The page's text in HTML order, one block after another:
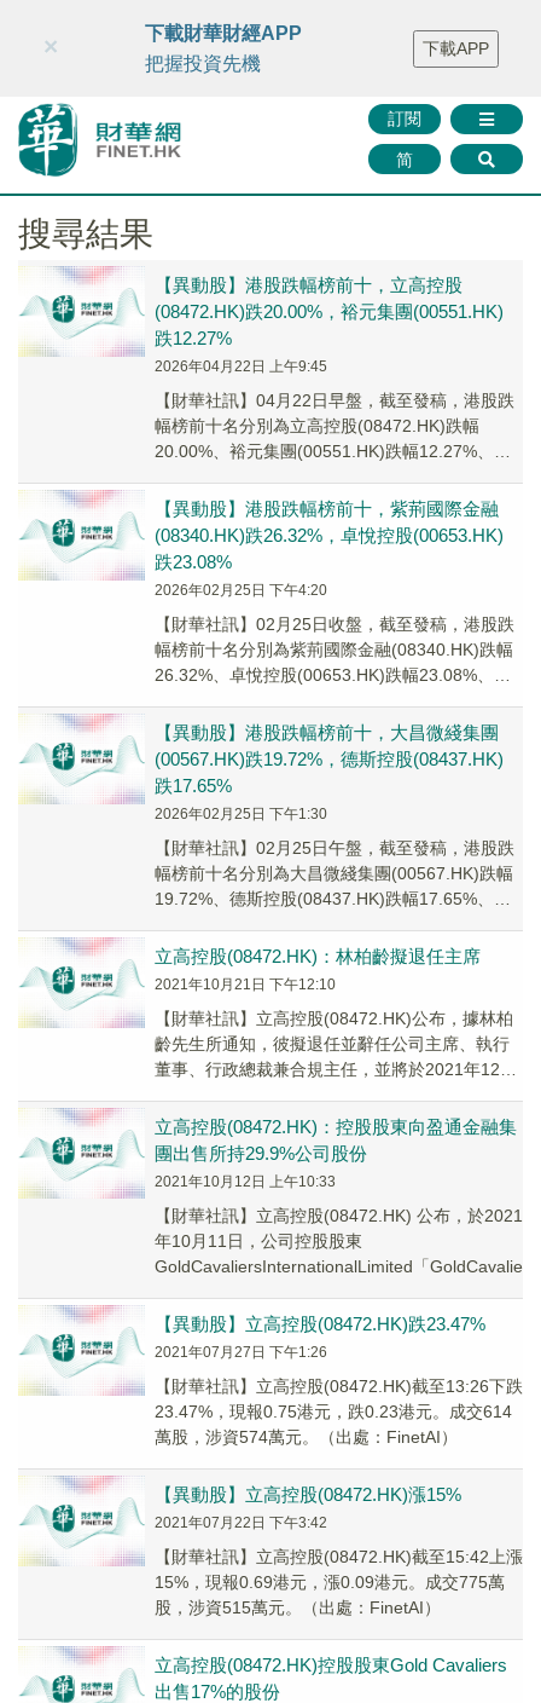
財華智庫網 FINTV FINMETA 財華證券 媒體矩陣
智庫沙龍
聯絡我們
訂閱
简
×
下載財華財經APP
把握投資先機
下載APP
搜尋結果
【異動股】港股跌幅榜前十，立高控股
(08472.HK)跌20.00%，裕元集團(00551.HK)
跌12.27%
2026年04月22日 上午9:45
【財華社訊】04月22日早盤，截至發稿，港股跌
幅榜前十名分別為立高控股(08472.HK)跌幅
20.00%、裕元集團(00551.HK)跌幅12.27%、南
【異動股】港股跌幅榜前十，紫荊國際金融
(08340.HK)跌26.32%，卓悅控股(00653.HK)
跌23.08%
2026年02月25日 下午4:20
【財華社訊】02月25日收盤，截至發稿，港股跌
幅榜前十名分別為紫荊國際金融(08340.HK)跌幅
26.32%、卓悅控股(00653.HK)跌幅23.08%、大
【異動股】港股跌幅榜前十，大昌微綫集團
(00567.HK)跌19.72%，德斯控股(08437.HK)
跌17.65%
2026年02月25日 下午1:30
【財華社訊】02月25日午盤，截至發稿，港股跌
幅榜前十名分別為大昌微綫集團(00567.HK)跌幅
19.72%、德斯控股(08437.HK)跌幅17.65%、卓
立高控股(08472.HK)：林柏齡擬退任主席
2021年10月21日 下午12:10
【財華社訊】立高控股(08472.HK)公布，據林柏
齡先生所通知，彼擬退任並辭任公司主席、執行
董事、行政總裁兼合規主任，並將於2021年12月
立高控股(08472.HK)：控股股東向盈通金融集
團出售所持29.9%公司股份
2021年10月12日 上午10:33
【財華社訊】立高控股(08472.HK) 公布，於2021
年10月11日，公司控股股東
GoldCavaliersInternationalLimited「GoldCavalier...
【異動股】立高控股(08472.HK)跌23.47%
2021年07月27日 下午1:26
【財華社訊】立高控股(08472.HK)截至13:26下跌
23.47%，現報0.75港元，跌0.23港元。成交614
萬股，涉資574萬元。（出處：FinetAI）
【異動股】立高控股(08472.HK)漲15%
2021年07月22日 下午3:42
【財華社訊】立高控股(08472.HK)截至15:42上漲
15%，現報0.69港元，漲0.09港元。成交775萬
股，涉資515萬元。（出處：FinetAI）
立高控股(08472.HK)控股股東Gold Cavaliers
出售17%的股份